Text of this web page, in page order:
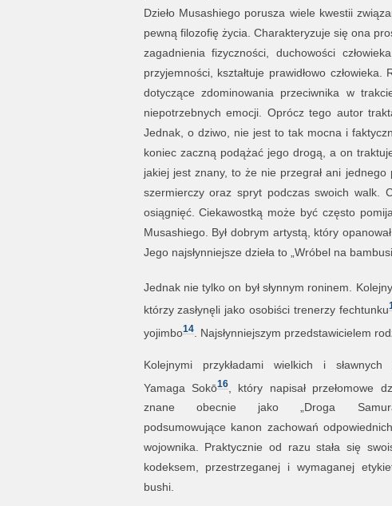
Dzieło Musashiego porusza wiele kwestii
pewną filozofię życia. Charakteryzuje się ona
zagadnienia fizyczności, duchowości
przyjemności, kształtuje prawidłowo
dotyczące zdominowania przeciwnika w
niepotrzebnych emocji. Oprócz tego autor
Jednak, o dziwo, nie jest to tak mocna i
koniec zaczną podążać jego drogą, a on
jakiej jest znany, to że nie przegrał ani
szermierczy oraz spryt podczas swoich
osiągnięć. Ciekawostką może być często
Musashiego. Był dobrym artystą, który
Jego najsłynniejsze dzieła to „Wróbel na
Jednak nie tylko on był słynnym roninem.
którzy zasłynęli jako osobiści trenerzy fechtunku
yojimbo14. Najsłynniejszym przedstawicielem
Kolejnymi przykładami wielkich i sławnych
Yamaga Sokō16, który napisał przełomowe
znane obecnie jako „Droga
podsumowujące kanon zachowań
wojownika. Praktycznie od razu stała się
kodeksem, przestrzeganej i wymaganej
bushi.